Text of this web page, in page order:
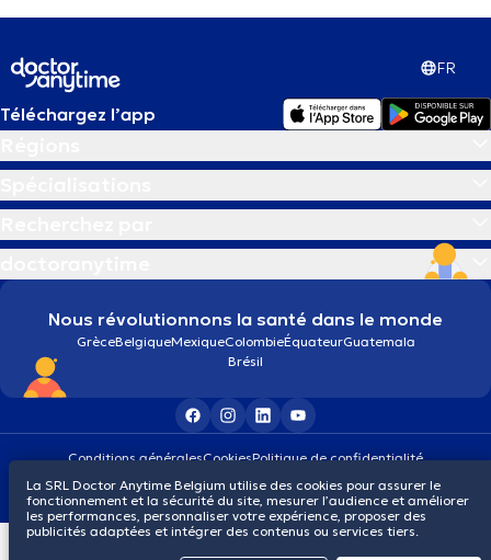
FR
Téléchargez l’app
Nous révolutionnons la santé dans le monde
GrèceBelgiqueMexiqueColombieÉquateurGuatemala
Brésil
Conditions généralesCookiesPolitique de confidentialité
La SRL Doctor Anytime Belgium utilise des cookies pour assurer le
fonctionnement et la sécurité du site, mesurer l’audience et améliorer
les performances, personnaliser votre expérience, proposer des
publicités adaptées et intégrer des contenus ou services tiers.